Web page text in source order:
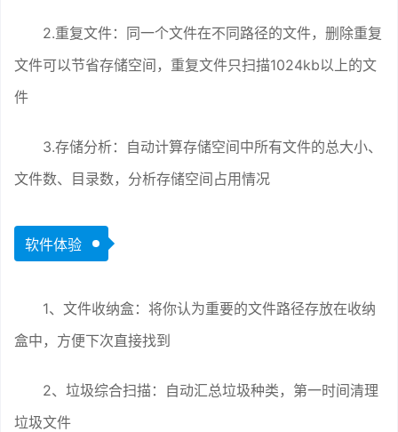
2.重复文件：同一个文件在不同路径的文件，删除重复
文件可以节省存储空间，重复文件只扫描1024kb以上的文
件
3.存储分析：自动计算存储空间中所有文件的总大小、
文件数、目录数，分析存储空间占用情况
软件体验
1、文件收纳盒：将你认为重要的文件路径存放在收纳
盒中，方便下次直接找到
2、垃圾综合扫描：自动汇总垃圾种类，第一时间清理
垃圾文件